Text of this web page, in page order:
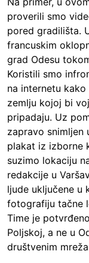
proverili smo
pored gradilišta.
francuskim
grad Odesu
Koristili smo
na internetu
zemlju kojoj bi
pripadaju. Uz
zapravo snimljen
plakat iz izborne
suzimo lokaciju
redakcije u
ljude uključene u
fotografiju tačne
Time je
Poljskoj, a ne u
društvenim